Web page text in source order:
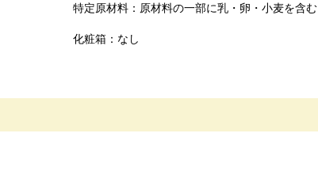
特定原材料：原材料の一部に乳・卵・小麦を含む
化粧箱：なし